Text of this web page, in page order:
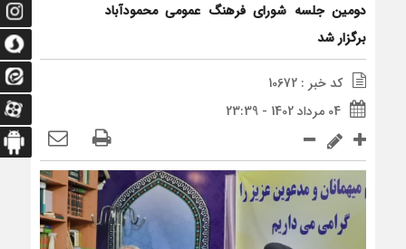
دومین جلسه شورای فرهنگ عمومی محمودآباد
برگزار شد
کد خبر : 10672
04 مرداد 1402 - 23:39